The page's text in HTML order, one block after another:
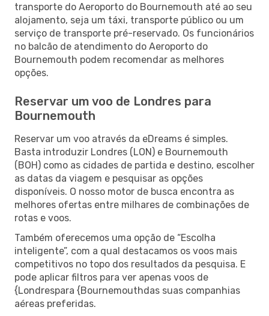
transporte do Aeroporto do Bournemouth até ao seu
alojamento, seja um táxi, transporte público ou um
serviço de transporte pré-reservado. Os funcionários
no balcão de atendimento do Aeroporto do
Bournemouth podem recomendar as melhores
opções.
Reservar um voo de Londres para
Bournemouth
Reservar um voo através da eDreams é simples.
Basta introduzir Londres (LON) e Bournemouth
(BOH) como as cidades de partida e destino, escolher
as datas da viagem e pesquisar as opções
disponíveis. O nosso motor de busca encontra as
melhores ofertas entre milhares de combinações de
rotas e voos.
Também oferecemos uma opção de “Escolha
inteligente”, com a qual destacamos os voos mais
competitivos no topo dos resultados da pesquisa. E
pode aplicar filtros para ver apenas voos de
{Londrespara {Bournemouthdas suas companhias
aéreas preferidas.